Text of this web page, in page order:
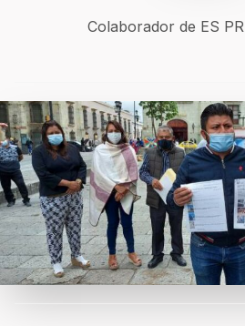
Colaborador de ES